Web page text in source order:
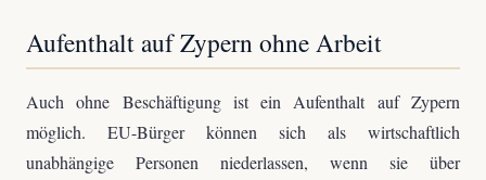
Aufenthalt auf Zypern ohne Arbeit
Auch ohne Beschäftigung ist ein Aufenthalt auf Zypern
möglich. EU-Bürger können sich als wirtschaftlich
unabhängige Personen niederlassen, wenn sie über